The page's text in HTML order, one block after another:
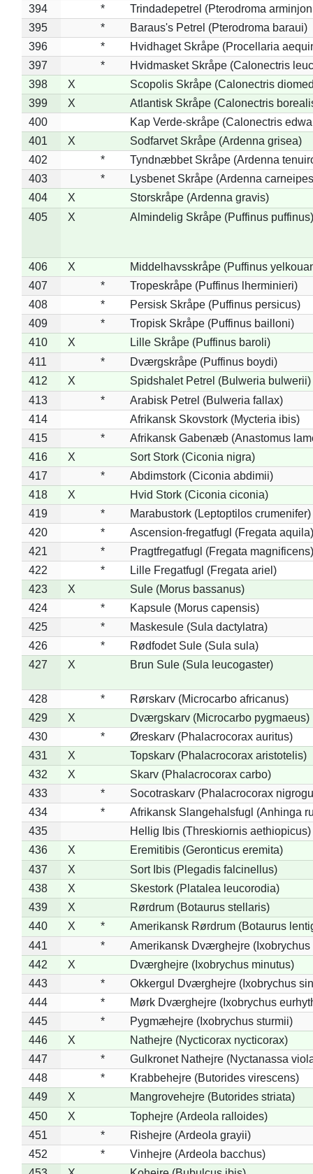
394
*
Trindadepetrel (Pterodroma
395
*
Baraus's Petrel (Pterodroma baraui)
396
*
Hvidhaget Skråpe (Procellaria
397
*
Hvidmasket Skråpe (Calonectris
398
X
Scopolis Skråpe (Calonectris
399
X
Atlantisk Skråpe (Calonectris
400
Kap Verde-skråpe (Calonectris
401
X
Sodfarvet Skråpe (Ardenna grisea)
402
*
Tyndnæbbet Skråpe (Ardenna
403
*
Lysbenet Skråpe (Ardenna
404
X
Storskråpe (Ardenna gravis)
405
X Almindelig Skråpe (Puffinus puffinus)
406 X
Middelhavsskråpe (Puffinus
407
*
Tropeskråpe (Puffinus lherminieri)
408
*
Persisk Skråpe (Puffinus persicus)
409
*
Tropisk Skråpe (Puffinus bailloni)
410
X
Lille Skråpe (Puffinus baroli)
411
*
Dværgskråpe (Puffinus boydi)
412
X
Spidshalet Petrel (Bulweria bulwerii)
413
*
Arabisk Petrel (Bulweria fallax)
414
Afrikansk Skovstork (Mycteria ibis)
415
*
Afrikansk Gabenæb (Anastomus
416
X
Sort Stork (Ciconia nigra)
417
*
Abdimstork (Ciconia abdimii)
418
X
Hvid Stork (Ciconia ciconia)
419
*
Marabustork (Leptoptilos crumenifer)
420
*
Ascension-fregatfugl (Fregata aquila)
421
*
Pragtfregatfugl (Fregata magnificens)
422
*
Lille Fregatfugl (Fregata ariel)
423
X
Sule (Morus bassanus)
424
*
Kapsule (Morus capensis)
425
*
Maskesule (Sula dactylatra)
426
*
Rødfodet Sule (Sula sula)
427
X Brun Sule (Sula leucogaster)
428 *
Rørskarv (Microcarbo africanus)
429
X
Dværgskarv (Microcarbo pygmaeus)
430
*
Øreskarv (Phalacrocorax auritus)
431
X
Topskarv (Phalacrocorax aristotelis)
432
X
Skarv (Phalacrocorax carbo)
433
*
Socotraskarv (Phalacrocorax
434
*
Afrikansk Slangehalsfugl (Anhinga
435
Hellig Ibis (Threskiornis aethiopicus)
436
X
Eremitibis (Geronticus eremita)
437
X
Sort Ibis (Plegadis falcinellus)
438
X
Skestork (Platalea leucorodia)
439
X
Rørdrum (Botaurus stellaris)
440
X *
Amerikansk Rørdrum (Botaurus
441
*
Amerikansk Dværghejre (Ixobrychus
442
X
Dværghejre (Ixobrychus minutus)
443
*
Okkergul Dværghejre (Ixobrychus
444
*
Mørk Dværghejre (Ixobrychus
445
*
Pygmæhejre (Ixobrychus sturmii)
446
X
Nathejre (Nycticorax nycticorax)
447
*
Gulkronet Nathejre (Nyctanassa
448
*
Krabbehejre (Butorides virescens)
449
X
Mangrovehejre (Butorides striata)
450
X
Tophejre (Ardeola ralloides)
451
*
Rishejre (Ardeola grayii)
452
*
Vinhejre (Ardeola bacchus)